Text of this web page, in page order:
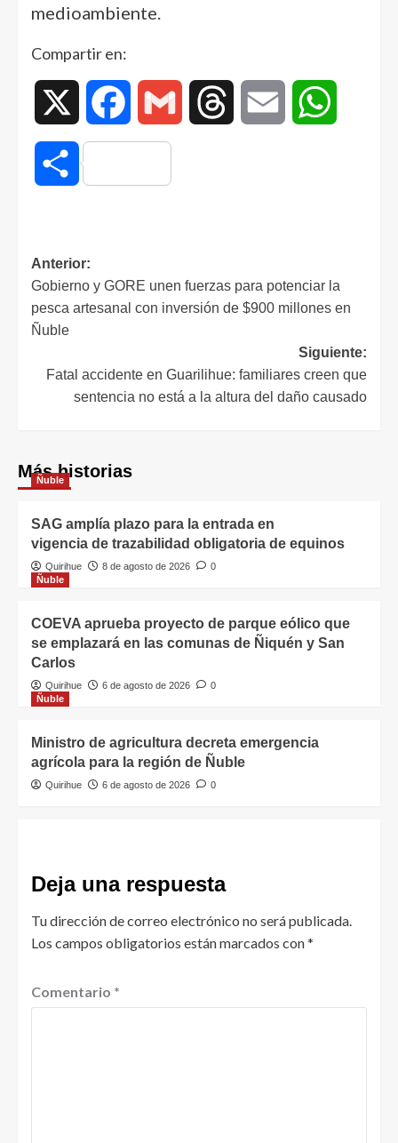
medioambiente.
Compartir en:
Facebook Gmail Threads Email
Compartir
Anterior:
Gobierno y GORE unen fuerzas para potenciar la
pesca artesanal con inversión de $900 millones en
Ñuble
Siguiente:
Fatal accidente en Guarilihue: familiares creen que
sentencia no está a la altura del daño causado
Más historias
Ñuble
SAG amplía plazo para la entrada en
vigencia de trazabilidad obligatoria de equinos
Quirihue 8 de agosto de 2026
0
Ñuble
COEVA aprueba proyecto de parque eólico que
se emplazará en las comunas de Ñiquén y San
Carlos
Quirihue 6 de agosto de 2026
0
Ñuble
Ministro de agricultura decreta emergencia
agrícola para la región de Ñuble
Quirihue 6 de agosto de 2026 0
Deja una respuesta
Tu dirección de correo electrónico no será publicada.
Los campos obligatorios están marcados con*
Comentario *